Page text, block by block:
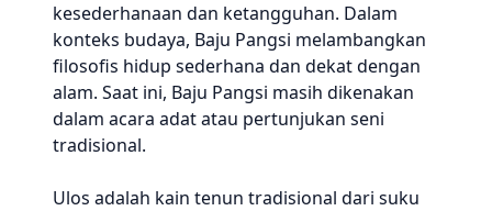
kesederhanaan dan ketangguhan. Dalam
konteks budaya, Baju Pangsi melambangkan
filosofis hidup sederhana dan dekat dengan
alam. Saat ini, Baju Pangsi masih dikenakan
dalam acara adat atau pertunjukan seni
tradisional.
Ulos adalah kain tenun tradisional dari suku